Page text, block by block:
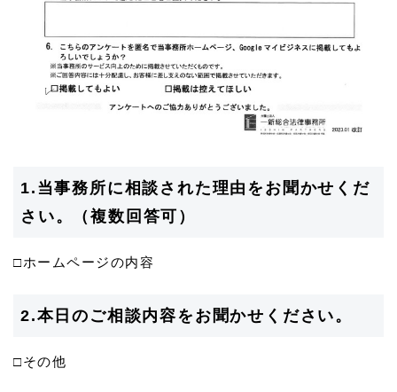
1.当事務所に相談された理由をお聞かせくだ
さい。（複数回答可）
□ホームページの内容
2.本日のご相談内容をお聞かせください。
□その他